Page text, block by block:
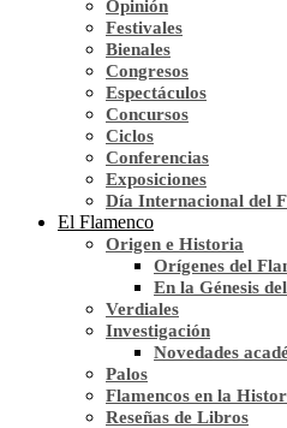
Opinión
Festivales
Bienales
Congresos
Espectáculos
Concursos
Ciclos
Conferencias
Exposiciones
Día Internacional del
El Flamenco
Origen e Historia
Orígenes del
En la Génesis
Verdiales
Investigación
Novedades
Palos
Flamencos en la
Reseñas de Libros